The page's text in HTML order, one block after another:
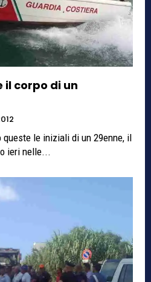
il corpo di un
queste le iniziali di un 29enne, il
ieri nelle...